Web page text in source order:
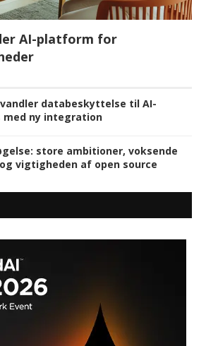
AI-platform for
databeskyttelse til AI-
med ny integration
store ambitioner, voksende
vigtigheden af open source